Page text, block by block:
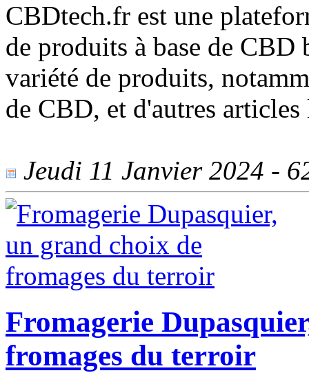
CBDtech.fr est une
de produits à base de
variété de produits,
de CBD, et d'autres
Jeudi 11 Janvier 2024 -
Fromagerie
fromages du terroir